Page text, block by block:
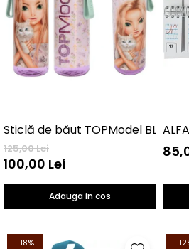
Sticlă de băut TOPModel
125,00 Lei
100,00 Lei
Adauga in cos
-18%
-